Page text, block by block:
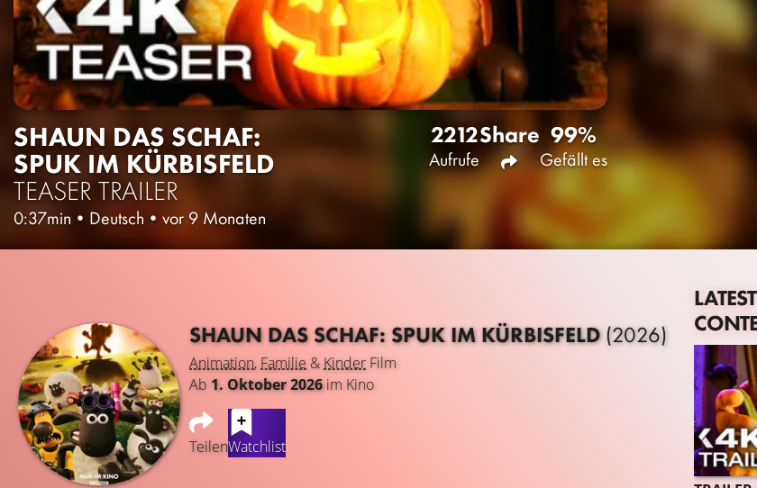
SHAUN DAS SCHAF:
SPUK IM KÜRBISFELD
TEASER TRAILER
0:37min • Deutsch • vor 9 Monaten
2212
Aufrufe
Share 99%
Gefällt es
SHAUN DAS SCHAF: SPUK IM KÜRBISFELD(2026)
Animation, Familie & Kinder Film
Ab 1. Oktober 2026im Kino
TeilenWatchlist
LATEST